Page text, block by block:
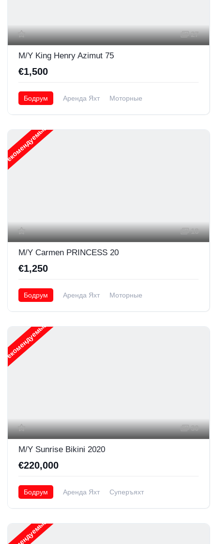
27
M/Y King Henry Azimut 75
€1,500
Бодрум Аренда Яхт Моторные
Рекомендуемые
18
M/Y Carmen PRINCESS 20
€1,250
Бодрум Аренда Яхт Моторные
Рекомендуемые
30
M/Y Sunrise Bikini 2020
€220,000
Бодрум Аренда Яхт Суперъяхт